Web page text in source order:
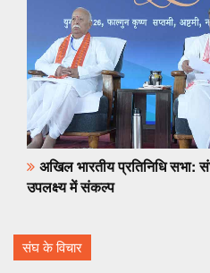
अखिल भारतीय प्रतिनिधि सभा:
उपलक्ष्य में संकल्प
संघ के विचार